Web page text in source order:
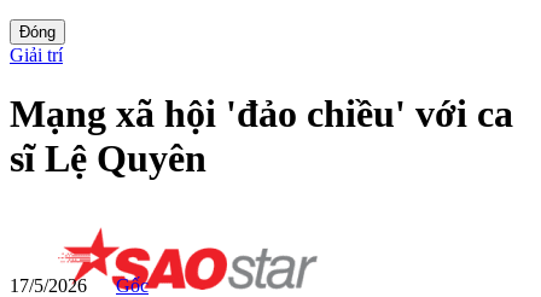
Đóng
Giải trí
Mạng xã hội 'đảo chiều' với ca
sĩ Lệ Quyên
17/5/2026 Gốc